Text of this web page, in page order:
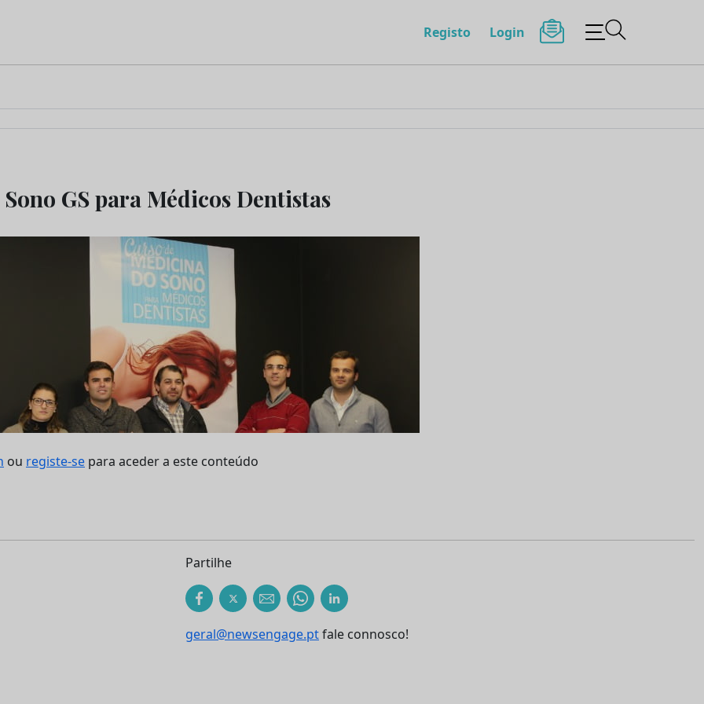
Registo Login
GS para Médicos Dentistas
ou registe-se para aceder a este conteúdo
Partilhe
geral@newsengage.ptfale connosco!